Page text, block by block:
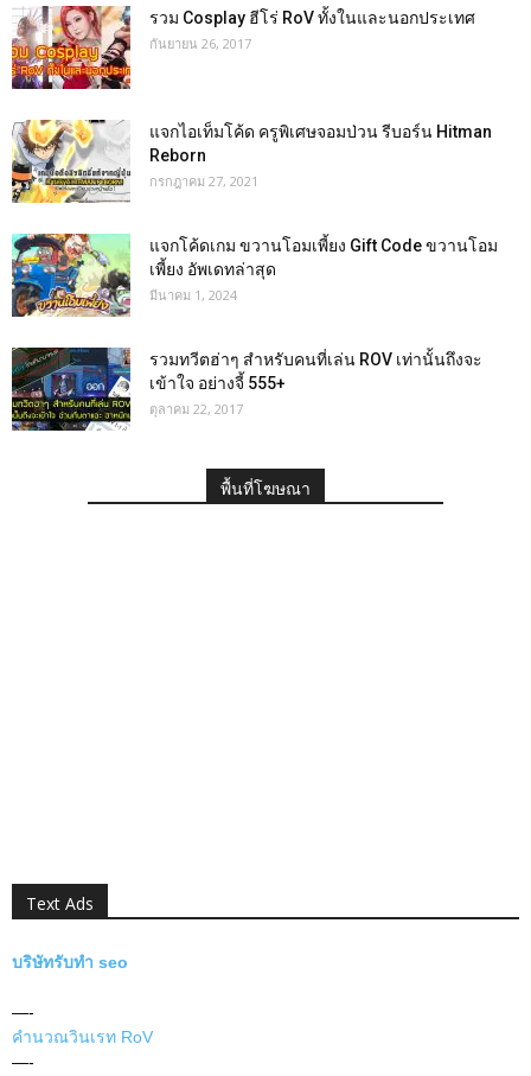
รวม Cosplay ฮีโร่ RoV ทั้งในและนอกประเทศ
กันยายน 26, 2017
แจกไอเท็มโค้ด ครูพิเศษจอมป่วน รีบอร์น Hitman
Reborn
กรกฎาคม 27, 2021
แจกโค้ดเกม ขวานโอมเพี้ยง Gift Code ขวานโอม
เพี้ยง อัพเดทล่าสุด
มีนาคม 1, 2024
รวมทวีตฮ่าๆ สำหรับคนที่เล่น ROV เท่านั้นถึงจะ
เข้าใจ อย่างจี้ 555+
ตุลาคม 22, 2017
พื้นที่โฆษณา
Text Ads
บริษัทรับทำ seo
—-
คำนวณวินเรท RoV
—-